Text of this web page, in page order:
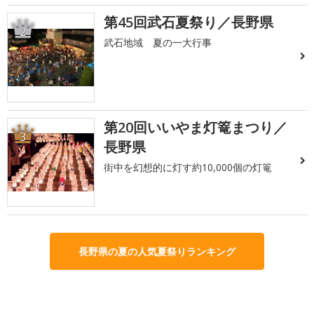
2 第45回武石夏祭り／長野県
武石地域 夏の一大行事
3
第20回いいやま灯篭まつり／
長野県
街中を幻想的に灯す約10,000個の灯篭
長野県の夏の人気夏祭りランキング